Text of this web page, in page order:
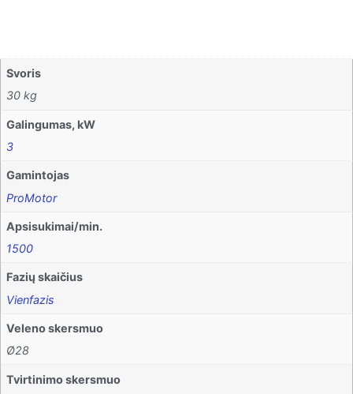
Svoris
30 kg
Galingumas, kW
3
Gamintojas
ProMotor
Apsisukimai/min.
1500
Fazių skaičius
Vienfazis
Veleno skersmuo
Ø28
Tvirtinimo skersmuo